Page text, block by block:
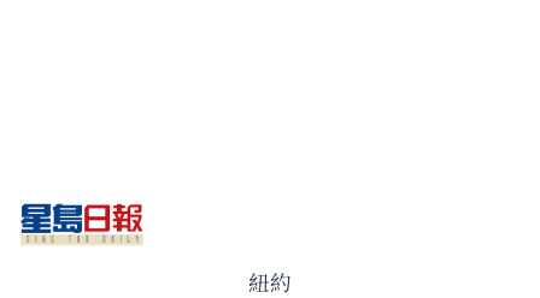
紐約